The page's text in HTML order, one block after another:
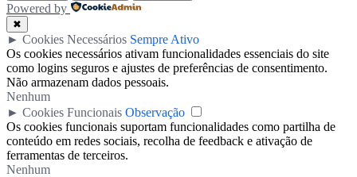
Powered by
✖
► Cookies Necessários Sempre Ativo
Os cookies necessários ativam funcionalidades essenciais do site
como logins seguros e ajustes de preferências de consentimento.
Não armazenam dados pessoais.
Nenhum
► Cookies Funcionais Observação
Os cookies funcionais suportam funcionalidades como partilha de
conteúdo em redes sociais, recolha de feedback e ativação de
ferramentas de terceiros.
Nenhum